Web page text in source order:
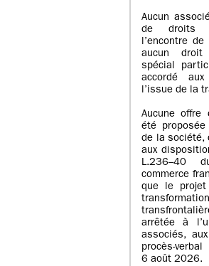
Aucun
de droits
l’encontre
aucun
spécial
accordé
l’issue de la
Aucune offre
été
de la société,
aux
L.236–40
commerce
que le
transformation
arrêtée à
associés,
procès-
6 août 2026.